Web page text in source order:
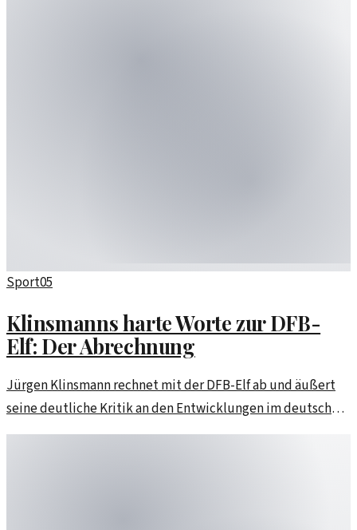
Sport05
Klinsmanns harte Worte zur DFB-
Elf: Der Abrechnung
Jürgen Klinsmann rechnet mit der DFB-Elf ab und äußert
seine deutliche Kritik an den Entwicklungen im deutschen
Fußball. Wie sieht er die Zukunft der Mannschaft?